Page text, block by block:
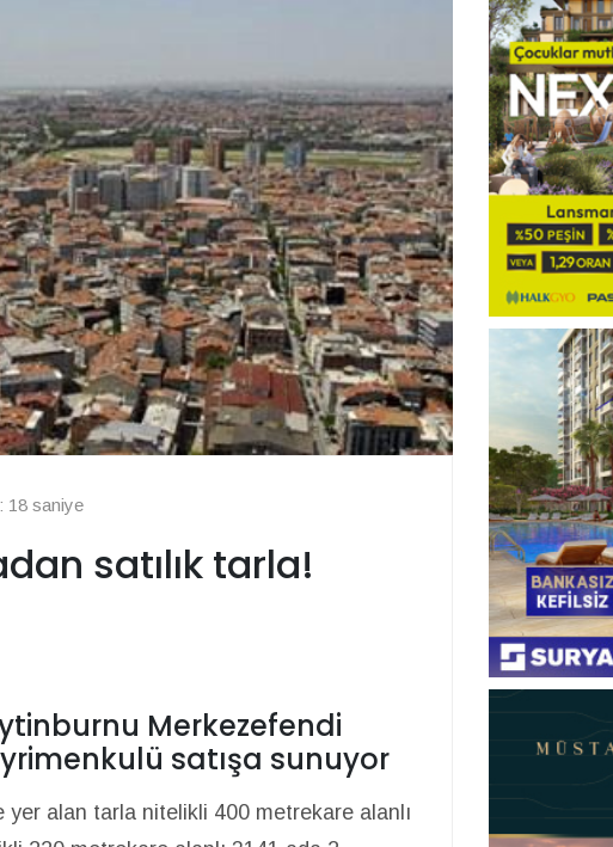
18 saniye
satılık tarla!
Merkezefendi
satışa sunuyor
alan tarla nitelikli 400 metrekare alanlı